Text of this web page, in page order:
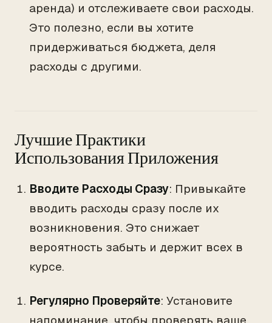
аренда) и отслеживаете свои расходы.
Это полезно, если вы хотите
придерживаться бюджета, деля
расходы с другими.
Лучшие Практики
Использования Приложения
Вводите Расходы Сразу: Привыкайте
вводить расходы сразу после их
возникновения. Это снижает
вероятность забыть и держит всех в
курсе.
Регулярно Проверяйте: Установите